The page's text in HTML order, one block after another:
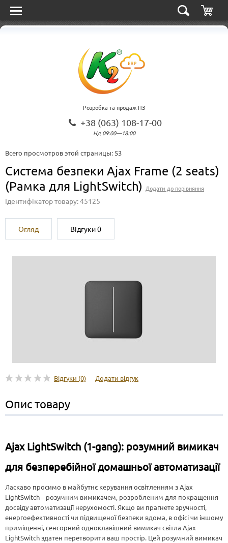
Розробка та продаж ПЗ
+38 (063) 108-17-00
Нд 09:00—18:00
Всего просмотров этой страницы: 53
Система безпеки Ajax Frame (2 seats)
(Рамка для LightSwitch) Додати до порівняння
Ідентифікатор товару: 45125
Огляд Відгуки0
Відгуки (0) Додати відгук
Опис товару
Ajax LightSwitch (1-gang): розумний вимикач
для безперебійної домашньої автоматизації
Ласкаво просимо в майбутнє керування освітленням з Ajax
LightSwitch – розумним вимикачем, розробленим для покращення
досвіду автоматизації нерухомості. Якщо ви прагнете зручності,
енергоефективності чи підвищеної безпеки вдома, в офісі чи іншому
приміщенні, сенсорний одноклавішний вимикач світла Ajax
LightSwitch здатен перетворити ваш простір. Цей розумний вимикач